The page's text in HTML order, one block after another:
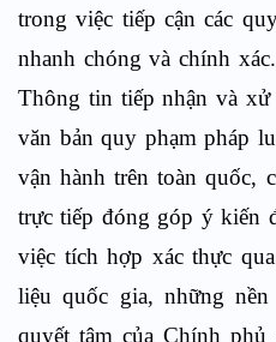
trong việc tiếp cận các
nhanh chóng và chính
Thông tin tiếp nhận và
văn bản quy phạm pháp
vận hành trên toàn quốc,
trực tiếp đóng góp ý kiến
việc tích hợp xác thực
liệu quốc gia, những
quyết tâm của Chính